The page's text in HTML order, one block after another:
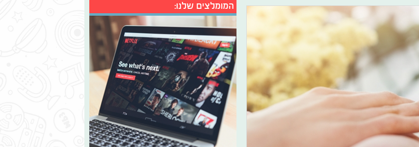
המומלצים שלנו: